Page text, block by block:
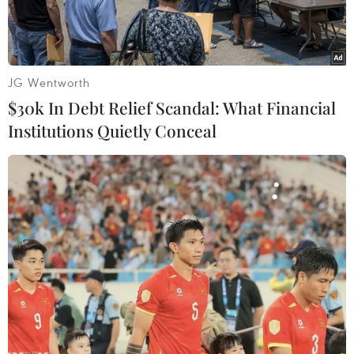
Thành phố Hồ Chí Minh chuẩn bị cho lễ kỷ niệm 50 năm Ngày
Giải phóng miền Nam, thống nhất đất nước. (Ảnh: Anh
Tuấn/TTXVN)
Chiều 27/4, nhận định về xu thế thời tiết dịp
nghỉ lễ 30/4-1/5, Phó Trưởng phòng Dự báo thời
JG Wentworth
$30k In Debt Relief Scandal: What Financial
Institutions Quietly Conceal